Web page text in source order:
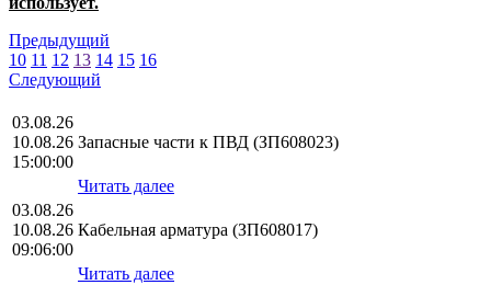
Предыдущий
10 11 12 13 14 15 16
Следующий
03.08.26
10.08.26
15:00:00
Запасные части к ПВД (ЗП608023)
Читать далее
03.08.26
10.08.26
09:06:00
Кабельная арматура (ЗП608017)
Читать далее